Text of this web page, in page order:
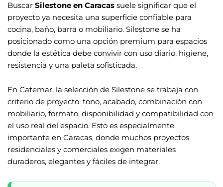
Buscar Silestone en Caracas suele significar que el
proyecto ya necesita una superficie confiable para
cocina, baño, barra o mobiliario. Silestone se ha
posicionado como una opción premium para espacios
donde la estética debe convivir con uso diario, higiene,
resistencia y una paleta sofisticada.
En Catemar, la selección de Silestone se trabaja con
criterio de proyecto: tono, acabado, combinación con
mobiliario, formato, disponibilidad y compatibilidad con
el uso real del espacio. Esto es especialmente
importante en Caracas, donde muchos proyectos
residenciales y comerciales exigen materiales
duraderos, elegantes y fáciles de integrar.